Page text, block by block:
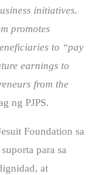
initiatives.
promotes
to “pay
earnings to
from the
ng PJPS.
Foundation sa
para sa
at